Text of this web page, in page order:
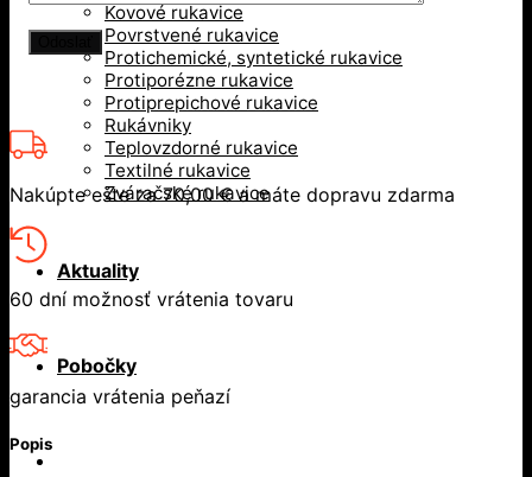
Kovové rukavice
Povrstvené rukavice
Protichemické, syntetické rukavice
Protiporézne rukavice
Protiprepichové rukavice
Rukávniky
Teplovzdorné rukavice
Textilné rukavice
Zváračské rukavice
Aktuality
Pobočky
Nakúpte ešte za70,00€a máte dopravu zdarma
60 dní možnosť vrátenia tovaru
garancia vrátenia peňazí
Popis